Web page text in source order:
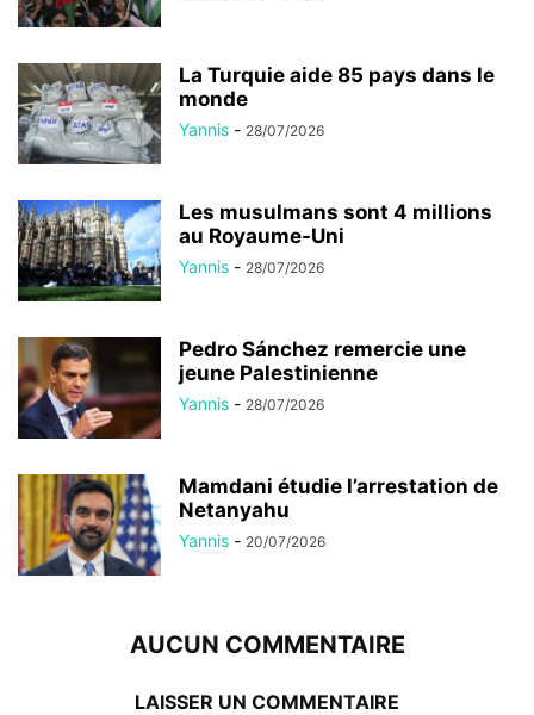
La Turquie aide 85 pays dans le
monde
Yannis - 28/07/2026
Les musulmans sont 4 millions
au Royaume-Uni
Yannis - 28/07/2026
Pedro Sánchez remercie une
jeune Palestinienne
Yannis - 28/07/2026
Mamdani étudie l’arrestation de
Netanyahu
Yannis - 20/07/2026
AUCUN COMMENTAIRE
LAISSER UN COMMENTAIRE